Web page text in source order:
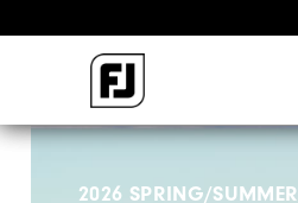
2026 SPRING/SUMMER